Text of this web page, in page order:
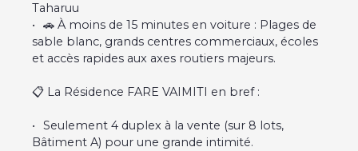
Taharuu
🚗 À moins de 15 minutes en voiture : Plages de
sable blanc, grands centres commerciaux, écoles
et accès rapides aux axes routiers majeurs.
📋 La Résidence FARE VAIMITI en bref :
Seulement 4 duplex à la vente (sur 8 lots,
Bâtiment A) pour une grande intimité.